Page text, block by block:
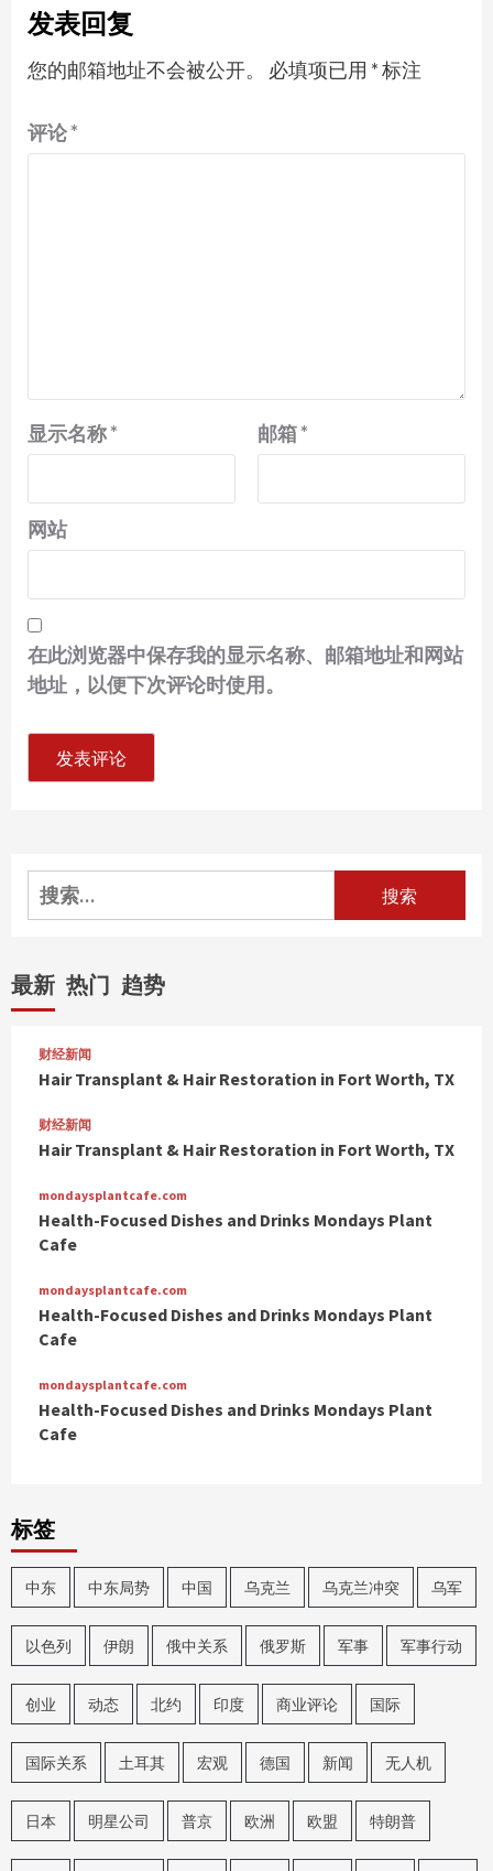
发表回复
您的邮箱地址不会被公开。 必填项已用 *标注
评论*
显示名称* 邮箱*
网站
在此浏览器中保存我的显示名称、邮箱地址和网站
地址，以便下次评论时使用。
搜
索：
最新 热门 趋势
财经新闻
Hair Transplant & Hair Restoration in Fort Worth, TX
财经新闻
Hair Transplant & Hair Restoration in Fort Worth, TX
mondaysplantcafe.com
Health-Focused Dishes and Drinks Mondays Plant
Cafe
mondaysplantcafe.com
Health-Focused Dishes and Drinks Mondays Plant
Cafe
mondaysplantcafe.com
Health-Focused Dishes and Drinks Mondays Plant
Cafe
标签
中东 中东局势 中国 乌克兰 乌克兰冲突 乌军
以色列 伊朗 俄中关系 俄罗斯 军事 军事行动
创业 动态 北约 印度 商业评论 国际
国际关系 土耳其 宏观 德国 新闻 无人机
日本 明星公司 普京 欧洲 欧盟 特朗普